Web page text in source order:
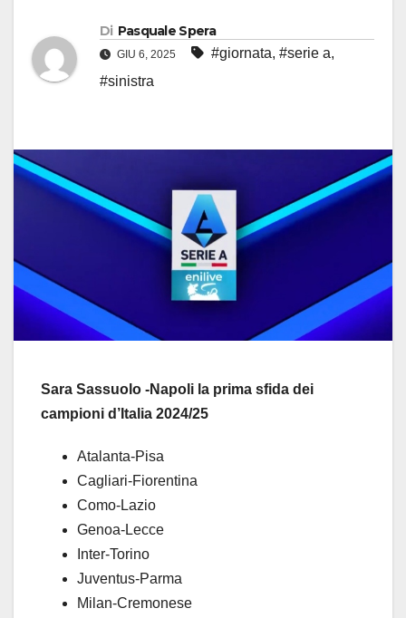
Di Pasquale Spera
GIU 6, 2025 #giornata, #serie a,
#sinistra
Sara Sassuolo -Napoli la prima sfida dei
campioni d’Italia 2024/25
Atalanta-Pisa
Cagliari-Fiorentina
Como-Lazio
Genoa-Lecce
Inter-Torino
Juventus-Parma
Milan-Cremonese